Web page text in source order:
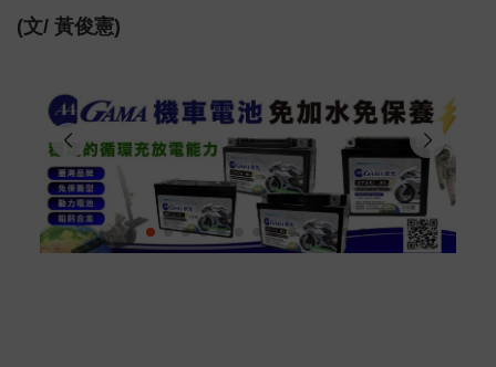
(文/ 黃俊憲)